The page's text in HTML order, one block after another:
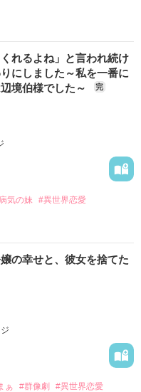
くれるよね」と言われ続け
にしました～私を一番に
境伯様でした～
完
気の妹 #異世界恋愛
な妹であるシャナのため
言い、婚約者レオンハル
」と、妹を優先し続け
て初めて二人で出席する
わなかった。
の幸せと、彼女を捨てた
ぁ #群像劇
#異世界恋愛